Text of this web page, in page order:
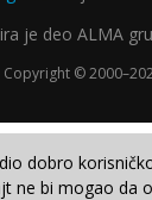
je deo ALMA
Copyright ©
dobro
ne bi mogao da